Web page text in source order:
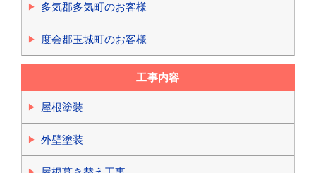
多気郡多気町のお客様
度会郡玉城町のお客様
工事内容
屋根塗装
外壁塗装